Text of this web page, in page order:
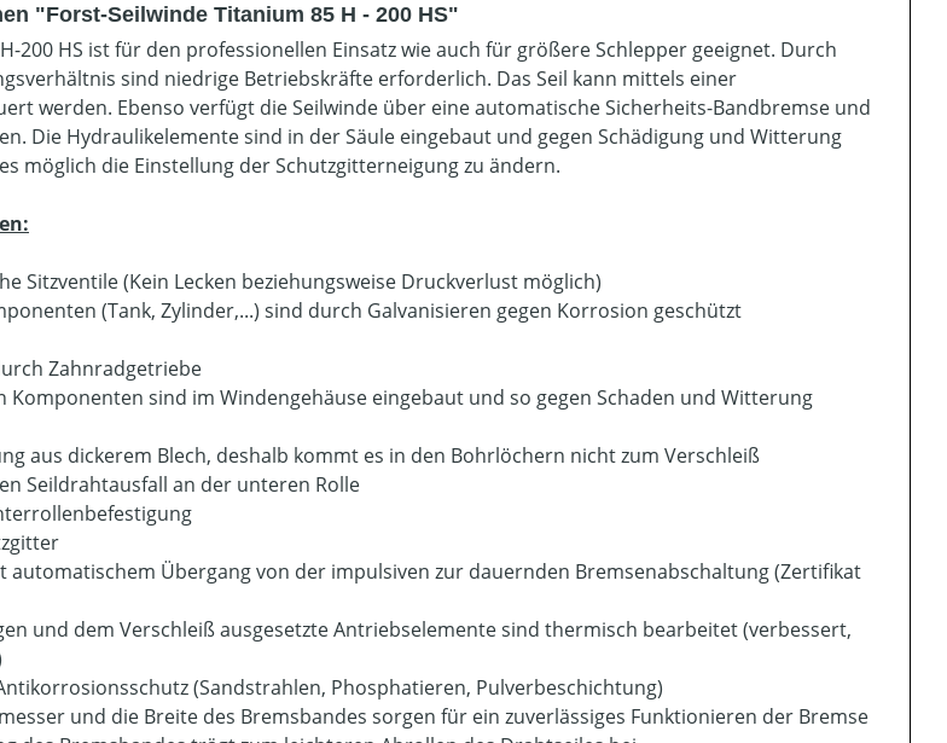
"Forst-Seilwinde Titanium 85 H - 200 HS"
200 HS ist für den professionellen Einsatz wie auch für größere Schlepper geeignet. Durch
sind niedrige Betriebskräfte erforderlich. Das Seil kann mittels einer
werden. Ebenso verfügt die Seilwinde über eine automatische Sicherheits-Bandbremse und
Die Hydraulikelemente sind in der Säule eingebaut und gegen Schädigung und Witterung
möglich die Einstellung der Schutzgitterneigung zu ändern.
Sitzventile (Kein Lecken beziehungsweise Druckverlust möglich)
(Tank, Zylinder,...) sind durch Galvanisieren gegen Korrosion geschützt
Zahnradgetriebe
Komponenten sind im Windengehäuse eingebaut und so gegen Schaden und Witterung
aus dickerem Blech, deshalb kommt es in den Bohrlöchern nicht zum Verschleiß
Seildrahtausfall an der unteren Rolle
automatischem Übergang von der impulsiven zur dauernden Bremsenabschaltung (Zertifikat
und dem Verschleiß ausgesetzte Antriebselemente sind thermisch bearbeitet (verbessert,
(Sandstrahlen, Phosphatieren, Pulverbeschichtung)
und die Breite des Bremsbandes sorgen für ein zuverlässiges Funktionieren der Bremse